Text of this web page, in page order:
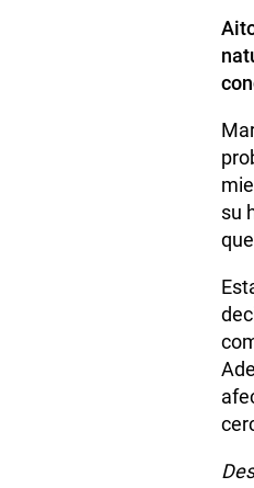
su